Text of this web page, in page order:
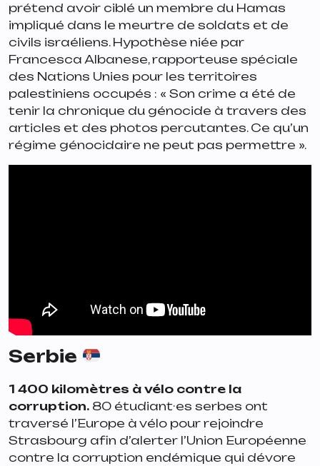
prétend avoir ciblé un membre du Hamas
impliqué dans le meurtre de soldats et de
civils israéliens. Hypothèse niée par
Francesca Albanese, rapporteuse spéciale
des Nations Unies pour les territoires
palestiniens occupés : « Son crime a été de
tenir la chronique du génocide à travers des
articles et des photos percutantes. Ce qu’un
régime génocidaire ne peut pas permettre ».
Serbie
1 400 kilomètres à vélo contre la
corruption. 80 étudiant·es serbes ont
traversé l’Europe à vélo pour rejoindre
Strasbourg afin d’alerter l’Union Européenne
contre la corruption endémique qui dévore